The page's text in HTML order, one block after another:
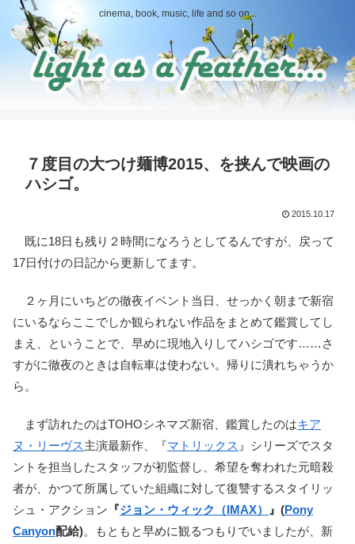
cinema, book, music, life and so on...
７度目の大つけ麺博2015、を挟んで映画の
ハシゴ。
2015.10.17
既に18日も残り２時間になろうとしてるんですが、戻って
17日付けの日記から更新してます。
２ヶ月にいちどの徹夜イベント当日、せっかく朝まで新宿
にいるならここでしか観られない作品をまとめて鑑賞してし
まえ、ということで、早めに現地入りしてハシゴです……さ
すがに徹夜のときは自転車は使わない。帰りに潰れちゃうか
ら。
まず訪れたのはTOHOシネマズ新宿、鑑賞したのはキア
ヌ・リーヴス主演最新作、『マトリックス 』シリーズでスタ
ントを担当したスタッフが初監督し、希望を奪われた元暗殺
者が、かつて所属していた組織に対して復讐するスタイリッ
シュ・アクション 『ジョン・ウィック（IMAX） 』(Pony
Canyon配給)。もともと早めに観るつもりでいましたが、新